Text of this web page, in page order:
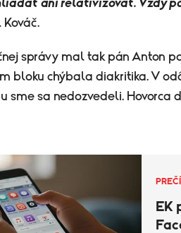
ani relativizovať. Vždy
Kováč.
správy mal tak pán Anton
bloku chýbala diakritika. V
sme sa nedozvedeli. Hovorca
EK